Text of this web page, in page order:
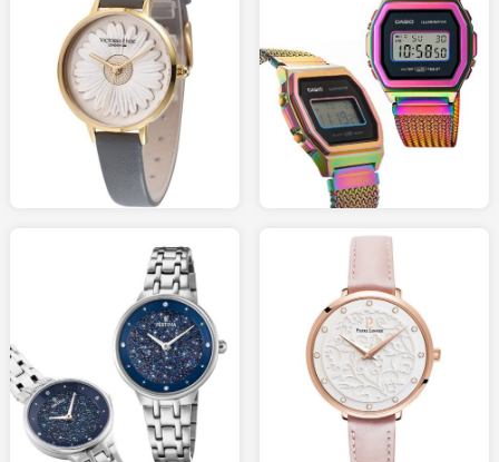
49.00
AMAZON.fr
179.00
AMAZON.fr
109.00
HISTOIREDOR.com
119.00
BIJOURAMA.com